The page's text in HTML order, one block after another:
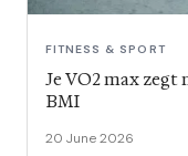
FITNESS & SPORT
Je VO2 max zegt
BMI
20 June 2026